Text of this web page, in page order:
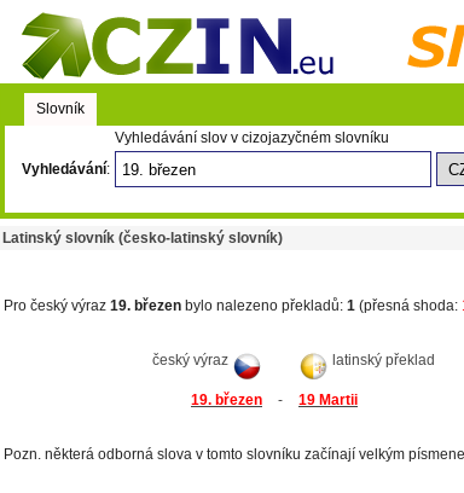
Slovník
Vyhledávání slov v cizojazyčném slovníku
Vyhledávání:
Latinský slovník (česko-latinský slovník)
Pro český výraz 19. březen bylo nalezeno překladů: 1 (přesná shoda:
český výraz latinský překlad
19. březen - 19 Martii
Pozn. některá odborná slova v tomto slovníku začínají velkým